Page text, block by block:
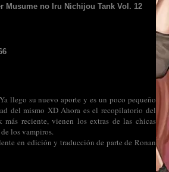
Musume no Iru Nichijou Tank Vol. 12
llego su nuevo aporte y es un poco pequeño
del mismo XD Ahora es el recopilatorio del
más reciente, vienen los extras de las chicas
los vampiros.
en edición y traducción de parte de Ronan